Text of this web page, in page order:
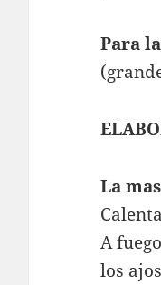
Para
La
A
los